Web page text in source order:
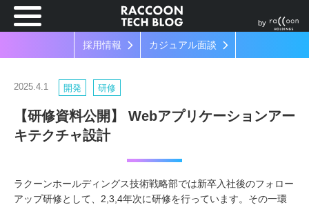
by
採用情報 カジュアル面談
2025.4.1 開発 研修
【研修資料公開】 Webアプリケーションアー
キテクチャ設計
ラクーンホールディングス技術戦略部では新卒入社後のフォロー
アップ研修として、2,3,4年次に研修を行っています。その一環